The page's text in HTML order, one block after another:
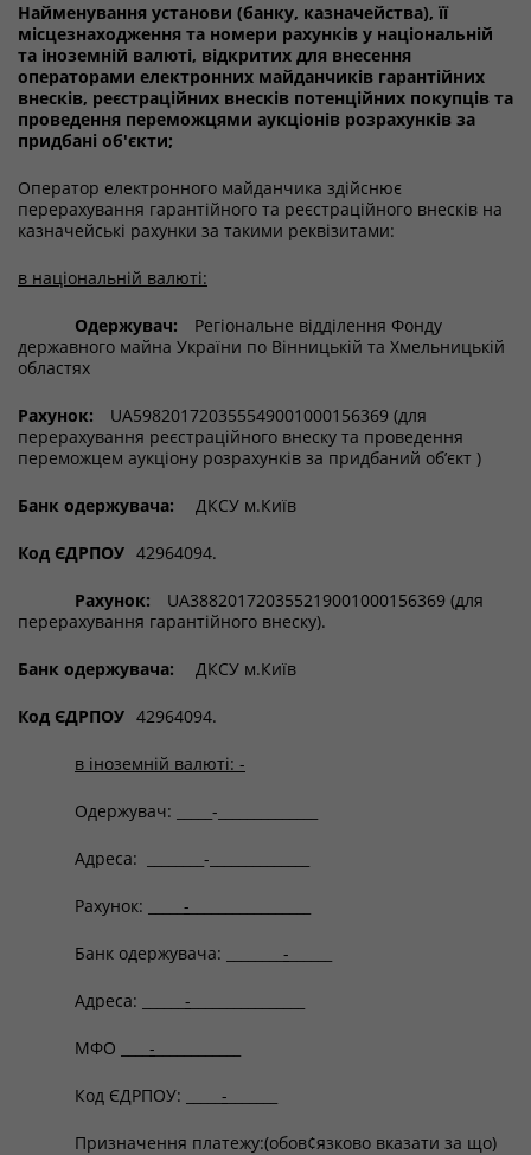
Найменування установи (банку, казначейства), її
місцезнаходження та номери рахунків у національній
та іноземній валюті, відкритих для внесення
операторами електронних майданчиків гарантійних
внесків, реєстраційних внесків потенційних покупців та
проведення переможцями аукціонів розрахунків за
придбані об'єкти;
Оператор електронного майданчика здійснює
перерахування гарантійного та реєстраційного внесків на
казначейські рахунки за такими реквізитами:
в національній валюті:
Одержувач:
Регіональне відділення Фонду
державного майна України по Вінницькій та Хмельницькій
областях
Рахунок:
UA598201720355549001000156369 (для
перерахування реєстраційного внеску та проведення
переможцем аукціону розрахунків за придбаний об’єкт )
Банк одержувача: ДКСУ м.Київ
Код ЄДРПОУ 42964094.
Рахунок:
UA388201720355219001000156369 (для
перерахування гарантійного внеску).
Банк одержувача: ДКСУ м.Київ
Код ЄДРПОУ 42964094.
в іноземній валюті: -
Одержувач: _____-______________
Адреса: ________-______________
Рахунок: _____ -
Банк одержувача: ________ -
Адреса: ______ -
МФО ____ -
Код ЄДРПОУ: _____ -
Призначення платежу:(обов¢язково вказати за що)